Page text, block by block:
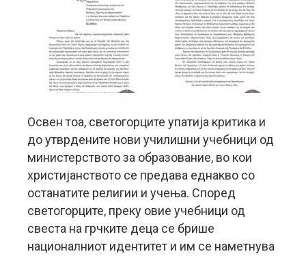
Освен тоа, светогорците упатија критика и
до утврдените нови училишни учебници од
министерството за образование, во кои
христијанството се предава еднакво со
останатите религии и учења. Според
светогорците, преку овие учебници од
свеста на грчките деца се брише
националниот идентитет и им се наметнува